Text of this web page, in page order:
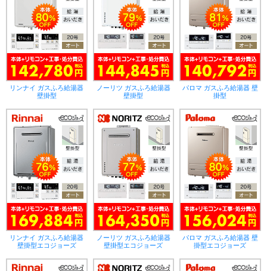
リンナイ ガスふろ給湯器
壁掛型
ノーリツ ガスふろ給湯器
壁掛型
パロマ ガスふろ給湯器 壁
掛型
リンナイ ガスふろ給湯器
壁掛型エコジョーズ
ノーリツ ガスふろ給湯器
壁掛型エコジョーズ
パロマ ガスふろ給湯器 壁
掛型エコジョーズ